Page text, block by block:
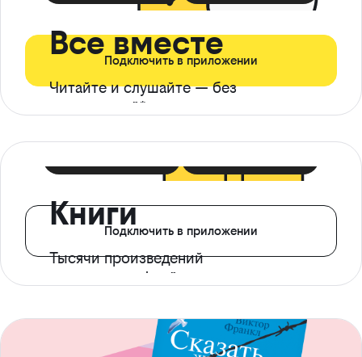
Все вместе
Читайте и слушайте — без
ограничений*
Подключить в приложении
Книги
Тысячи произведений
с доступом офлайн
Подключить в приложении